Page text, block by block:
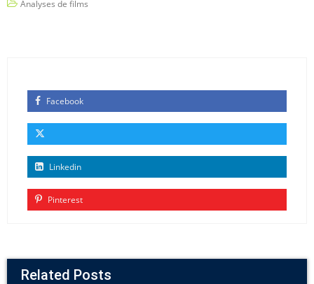
Analyses de films
Facebook
Linkedin
Pinterest
Related Posts